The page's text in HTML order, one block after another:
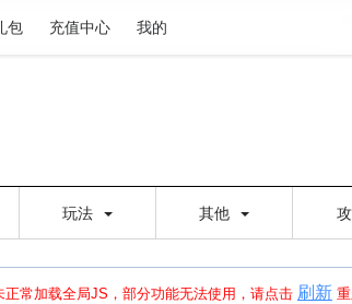
包 充值中心 我的
玩法 其他
常加载全局JS，部分功能无法使用，请点击 刷新
面右上WIKI功能中的刷新按钮清除页面缓存并刷新，